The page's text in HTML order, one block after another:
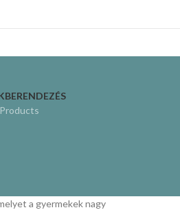
a gyermekek nagy